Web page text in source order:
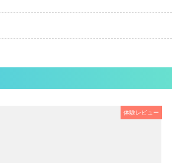
体験レビュー